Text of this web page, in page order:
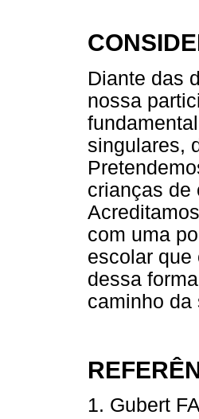
Diante das
nossa
singulares,
crianças de
com uma
escolar que
dessa
caminho da
1. Gubert